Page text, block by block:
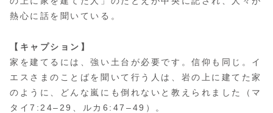
熱心に話を聞いている。
【キャプション】
家を建てるには、強い土台が必要です。信仰も同じ。イ
エスさまのことばを聞いて行う人は、岩の上に建てた家
のように、どんな嵐にも倒れないと教えられました（マ
タイ7:24–29、ルカ6:47–49）。